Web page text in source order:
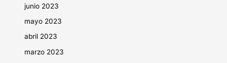
junio 2023
mayo 2023
abril 2023
marzo 2023